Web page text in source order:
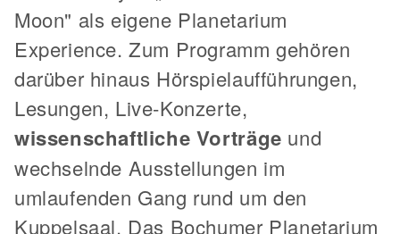
Moon" als eigene Planetarium
Experience. Zum Programm gehören
darüber hinaus Hörspielaufführungen,
Lesungen, Live-Konzerte,
wissenschaftliche Vorträge und
wechselnde Ausstellungen im
umlaufenden Gang rund um den
Kuppelsaal. Das Bochumer Planetarium